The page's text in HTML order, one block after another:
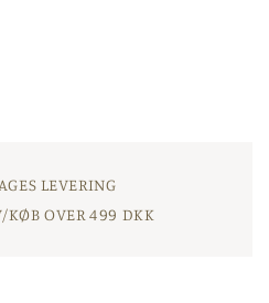
LEVERING
KØB OVER 499 DKK